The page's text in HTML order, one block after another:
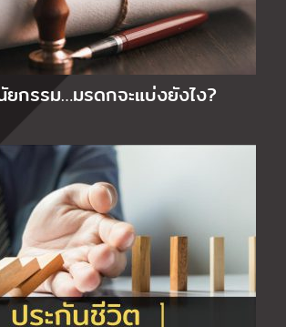
ยกรรม…มรดกจะแบ่งยังไง?